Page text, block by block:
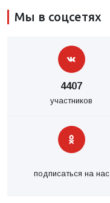
Мы в соцсетях
4407
участников
подписаться на нас